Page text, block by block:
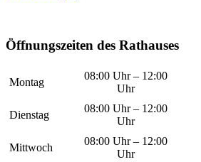
Öffnungszeiten des Rathauses
Montag
08:00 Uhr – 12:00
Uhr
Dienstag
08:00 Uhr – 12:00
Uhr
Mittwoch
08:00 Uhr – 12:00
Uhr